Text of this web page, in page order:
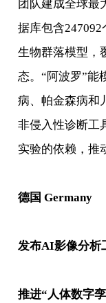
团队建成全球最
据库包含
生物群落模型，
态。“阿波罗”能
病、帕金森病和
非侵入性诊断工
实验的依赖，推
德国 Germany
发布AI影像分析
推进“人体数字